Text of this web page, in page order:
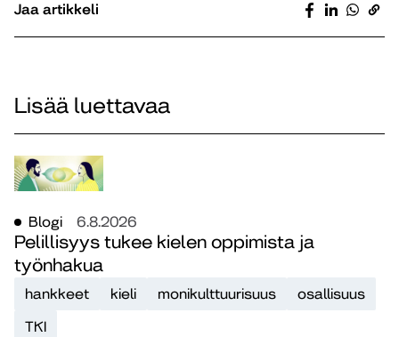
Jaa artikkeli
Lisää luettavaa
Blogi 6.8.2026
Pelillisyys tukee kielen oppimista ja
työnhakua
hankkeet kieli monikulttuurisuus
osallisuus
TKI